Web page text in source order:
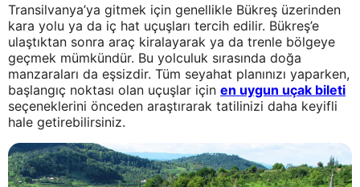
Transilvanya’ya gitmek için genellikle Bükreş üzerinden
kara yolu ya da iç hat uçuşları tercih edilir. Bükreş’e
ulaştıktan sonra araç kiralayarak ya da trenle bölgeye
geçmek mümkündür. Bu yolculuk sırasında doğa
manzaraları da eşsizdir. Tüm seyahat planınızı yaparken,
başlangıç noktası olan uçuşlar için en uygun uçak bileti
seçeneklerini önceden araştırarak tatilinizi daha keyifli
hale getirebilirsiniz.